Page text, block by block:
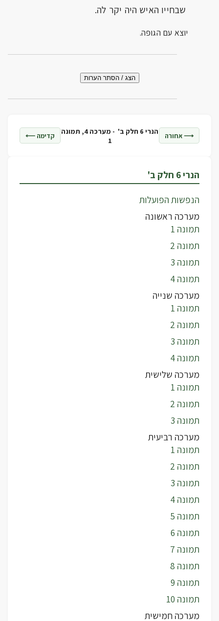
שבחייו האיש היה יקר לה.
יוצא עם הגופה.
הצג / הסתר הערות
⟶ אחורה הנרי 6 חלק ב' -
מערכה 4, תמונה
1
קדימה ⟵
הנרי 6 חלק ב'
הנפשות הפועלות
מערכה ראשונה
תמונה 1
תמונה 2
תמונה 3
תמונה 4
מערכה שנייה
תמונה 1
תמונה 2
תמונה 3
תמונה 4
מערכה שלישית
תמונה 1
תמונה 2
תמונה 3
מערכה רביעית
תמונה 1
תמונה 2
תמונה 3
תמונה 4
תמונה 5
תמונה 6
תמונה 7
תמונה 8
תמונה 9
תמונה 10
מערכה חמישית